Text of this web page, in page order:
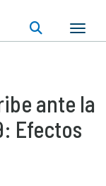
ante la
Efectos